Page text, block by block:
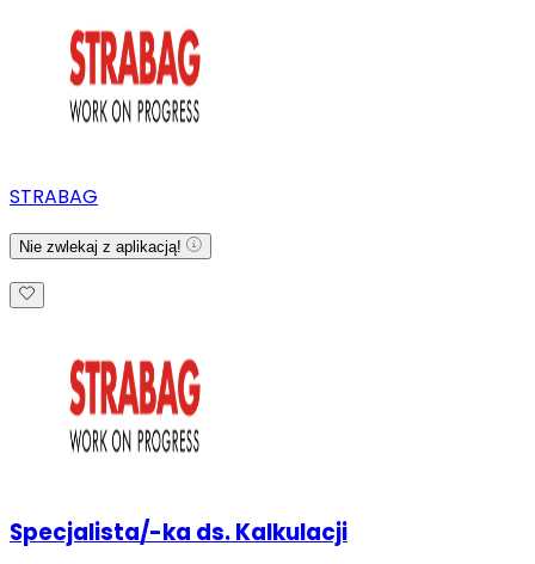
STRABAG
Nie zwlekaj z aplikacją!
Specjalista/-ka ds. Kalkulacji